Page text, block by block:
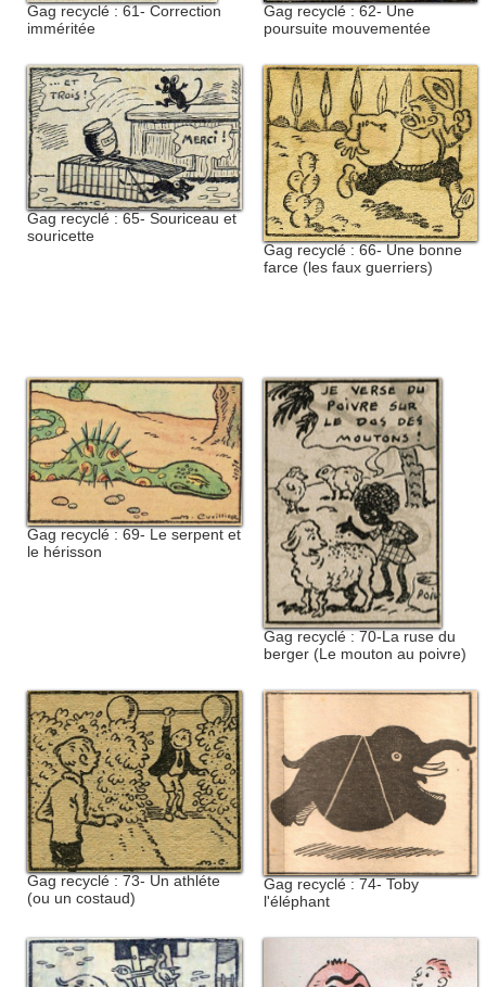
Gag recyclé : 61- Correction
imméritée
Gag recyclé : 62- Une
poursuite mouvementée
Gag recyclé : 65- Souriceau et
souricette
Gag recyclé : 66- Une bonne
farce (les faux guerriers)
Gag recyclé : 69- Le serpent et
le hérisson
Gag recyclé : 70-La ruse du
berger (Le mouton au poivre)
Gag recyclé : 73- Un athléte
(ou un costaud)
Gag recyclé : 74- Toby
l'éléphant